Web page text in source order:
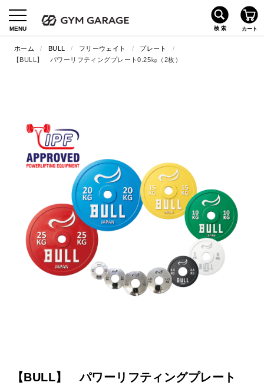
ホーム / BULL / フリーウェイト / プレート
/
【BULL】 パワーリフティングプレート0.25㎏（2枚）
【BULL】 パワーリフティングプレート